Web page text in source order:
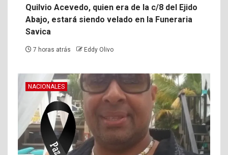
Quilvio Acevedo, quien era de la c/8 del Ejido
Abajo, estará siendo velado en la Funeraria
Savica
7 horas atrás Eddy Olivo
NACIONALES